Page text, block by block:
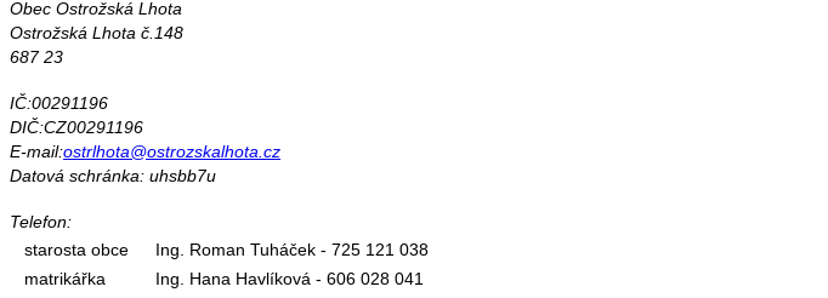
Obec Ostrožská Lhota
Ostrožská Lhota č.148
687 23
IČ:00291196
DIČ:CZ00291196
E-mail:ostrlhota@ostrozskalhota.cz
Datová schránka: uhsbb7u
Telefon:
starosta obce
Ing. Roman Tuháček - 725 121 038
matrikářka
Ing. Hana Havlíková - 606 028 041